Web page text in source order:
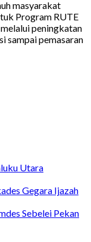
masyarakat
Program RUTE
peningkatan
sampai pemasaran
Utara
Gegara Ijazah
Sebelei Pekan